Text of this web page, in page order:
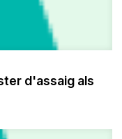
d'assaig als